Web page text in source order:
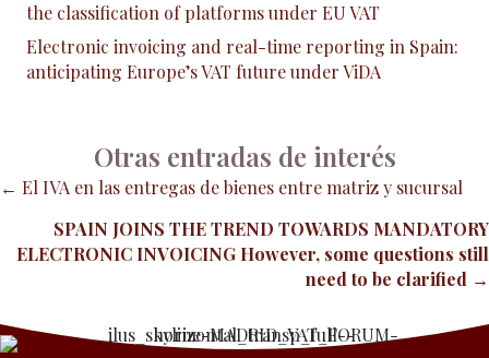
the classification of platforms under EU VAT
Electronic invoicing and real-time reporting in Spain:
anticipating Europe’s VAT future under ViDA
Otras entradas de interés
Posts
navigation
← El IVA en las entregas de bienes entre matriz y sucursal
SPAIN JOINS THE TREND TOWARDS MANDATORY
ELECTRONIC INVOICING However, some questions still
need to be clarified →